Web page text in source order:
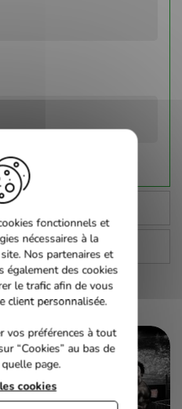
fonctionnels et
nécessaires à la
Nos partenaires et
également des cookies
le trafic afin de vous
client personnalisée.
vos préférences à tout
“Cookies” au bas de
page.
cookies